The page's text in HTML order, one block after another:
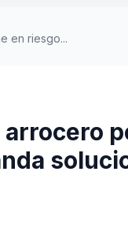
en riesgo...